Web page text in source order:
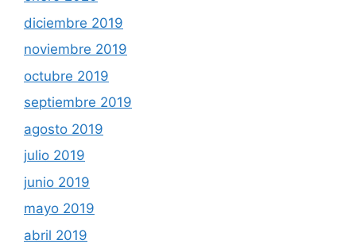
diciembre 2019
noviembre 2019
octubre 2019
septiembre 2019
agosto 2019
julio 2019
junio 2019
mayo 2019
abril 2019